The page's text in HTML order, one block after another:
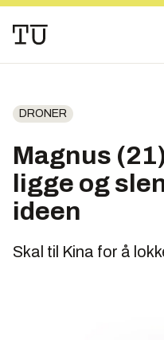
DRONER
Magnus
ligge og
ideen
Skal til Kina for å